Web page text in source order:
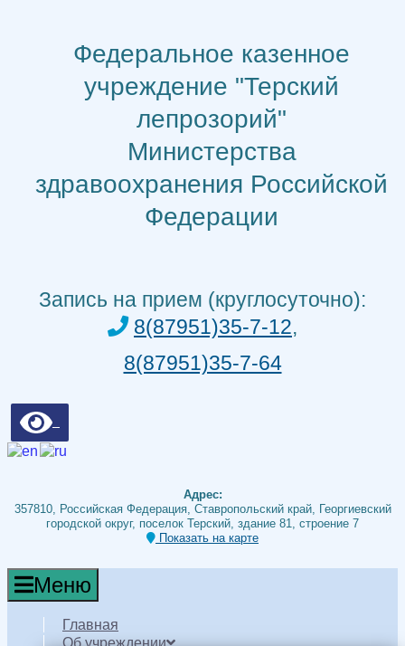
содержимомуФедеральное казенное
учреждение "Терский
лепрозорий"
Министерства
здравоохранения Российской
Федерации
Запись на прием (круглосуточно):
8(87951)35-7-12,
8(87951)35-7-64
Адрес:
357810, Российская Федерация, Ставропольский край, Георгиевский
городской округ, поселок Терский, здание 81, строение 7
Показать на карте
Меню
Главная
Об учреждении